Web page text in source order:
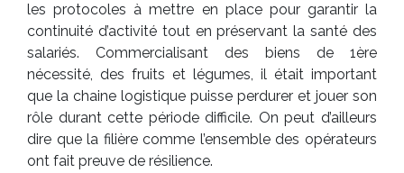
les protocoles à mettre en place pour garantir la
continuité d’activité tout en préservant la santé des
salariés. Commercialisant des biens de 1ère
nécessité, des fruits et légumes, il était important
que la chaine logistique puisse perdurer et jouer son
rôle durant cette période difficile. On peut d’ailleurs
dire que la filière comme l’ensemble des opérateurs
ont fait preuve de résilience.